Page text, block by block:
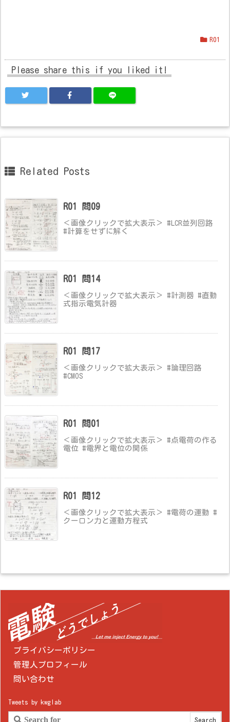
R01
Please share this if you liked it!
Related Posts
R01 問09
＜画像クリックで拡大表示＞ #LCR並列回路
#計算をせずに解く
R01 問14
＜画像クリックで拡大表示＞ #計測器 #直動
式指示電気計器
R01 問17
＜画像クリックで拡大表示＞ #論理回路
#CMOS
R01 問01
＜画像クリックで拡大表示＞ #点電荷の作る
電位 #電界と電位の関係
R01 問12
＜画像クリックで拡大表示＞ #電荷の運動 #
クーロン力と運動方程式
プライバシーポリシー
管理人プロフィール
問い合わせ
Tweets by kwglab